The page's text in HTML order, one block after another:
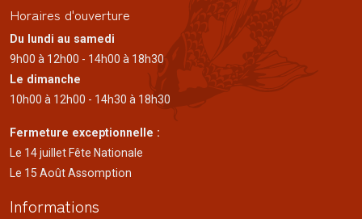
Horaires d'ouverture
Du lundi au samedi
9h00 à 12h00 - 14h00 à 18h30
Le dimanche
10h00 à 12h00 - 14h30 à 18h30
Fermeture exceptionnelle :
Le 14 juillet Fête Nationale
Le 15 Août Assomption
Informations